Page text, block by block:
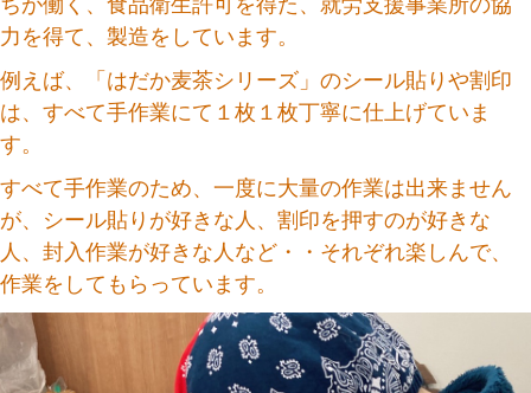
力を得て、製造をしています。
例えば、「はだか麦茶シリーズ」のシール貼りや割印
は、すべて手作業にて１枚１枚丁寧に仕上げていま
す。
すべて手作業のため、一度に大量の作業は出来ません
が、シール貼りが好きな人、割印を押すのが好きな
人、封入作業が好きな人など・・それぞれ楽しんで、
作業をしてもらっています。